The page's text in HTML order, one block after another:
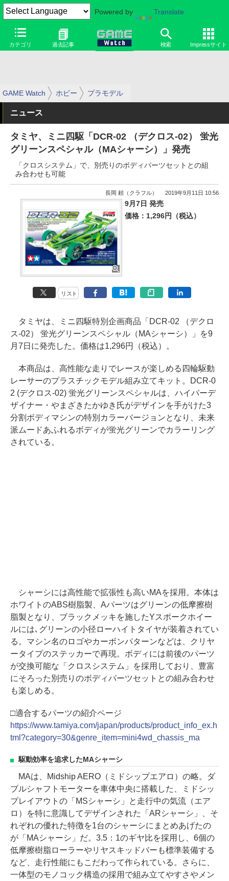
Powered by Translate
カテゴリ 過去記事 検索 Impressサイト
GAME Watch ホビー プラモデル
ニュース
タミヤ、ミニ四駆「DCR-02 （デクロス-02） 蛍光
グリーンスペシャル（MAシャーシ）」発売
「クロスシステム」で、別売りのボディパーツセットとの組
み合わせも可能
長岡 頼（クラフル） 2019年9月11日 10:56
9月7日 発売
価格：1,296円（税込）
リスト
タミヤは、ミニ四駆特別企画商品「DCR-02 （デクロ
ス-02） 蛍光グリーンスペシャル（MAシャーシ）」を9
月7日に発売した。価格は1,296円（税込）。
本商品は、高性能な走りでレースが楽しめる四輪駆動
レーサーのプラスチックモデル組み立てキット。DCR-0
2 (デクロス-02) 蛍光グリーンスペシャルは、ハイパーデ
ザイナー・やまざきたかゆき氏がデザインを手がけた3
分割ボディマシンの特別カラーバージョンとなり、未来
派ムードあふれるボディが蛍光グリーンでカラーリング
されている。
シャーシには高性能で拡張性も高いMAを採用。本体は
ホワイトのABS樹脂製、Aパーツはグリーンの低摩擦樹
脂製となり、ブラックメッキを施したYスポークホイー
ルには､グリーンの小径ローハイトタイヤが装着されてい
る。マシン名のロゴやカーボンパターンなどは、クリヤ
ータイプのステッカーで再現。ボディには前後のパーツ
が交換可能な「クロスシステム」を採用しており、豊富
にそろった別売りのボディパーツセットとの組み合わせ
も楽しめる。
□適合するパーツの紹介ページ
https://www.tamiya.com/japan/products/product_info_ex.h
tml?category=30&genre_item=mini4wd_chassis_ma
駆動効率を追求したMAシャーシ
MAは、Midship AERO（ミドシップエアロ）の略。ダ
ブルシャフトモーターを車体中央に搭載した、ミドシッ
プレイアウトの「MSシャーシ」と走行中の気流（エア
ロ）を特に意識してデザインされた「ARシャーシ」、そ
れぞれの優れた特徴を1台のシャーシにまとめあげたの
が「MAシャーシ」だ。3.5：1のギヤ比を採用し、6個の
低摩擦樹脂ローラーやリヤスキッドバーも標準装備する
など、走行性能にもこだわって作られている。さらに、
一体型のモノコック構造の採用で組み立てやすさやメン